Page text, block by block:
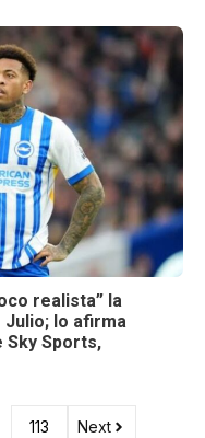
realista” la
Julio; lo afirma
Sky Sports,
113 Next